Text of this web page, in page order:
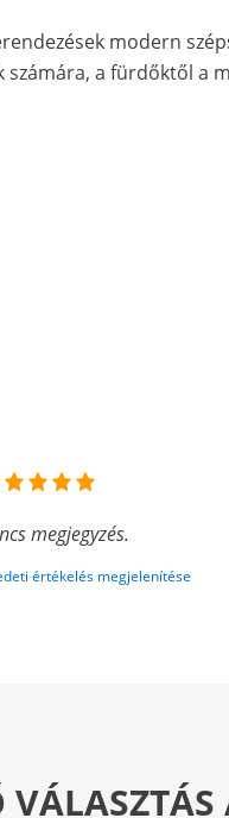
modern
számára, a fürdőktől a
megjegyzés.
értékelés megjelenítése